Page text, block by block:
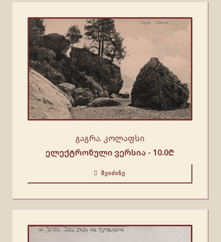
გაგრა. კოლაფსი
ელექტრონული ვერსია - 10.0₾
ᲨᲔᲘᲫᲘᲜᲔ